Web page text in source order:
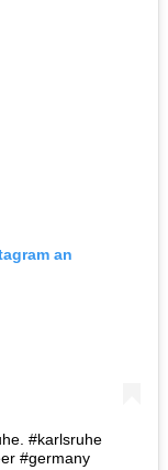
an
#karlsruhe
#germany